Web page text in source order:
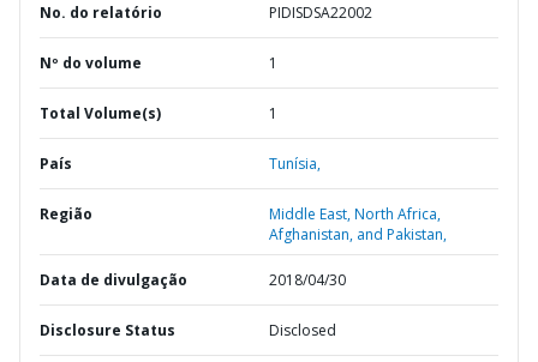
No. do relatório PIDISDSA22002
Nº do volume 1
Total Volume(s) 1
País Tunísia,
Região
Middle East, North Africa,
Afghanistan, and Pakistan,
Data de divulgação 2018/04/30
Disclosure Status Disclosed